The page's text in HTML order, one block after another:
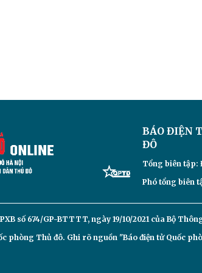
BÁO ĐIỆN
ĐÔ
Tổng biên tập:
Phó tổng biên
số 674/GP-BTTTT, ngày 19/10/2021 của Bộ
phòng Thủ đô. Ghi rõ nguồn "Báo điện tử Quốc